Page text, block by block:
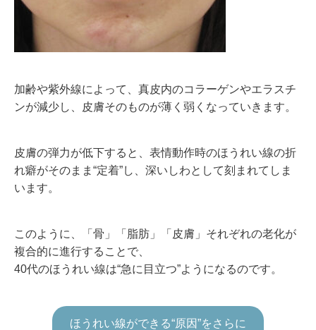
加齢や紫外線によって、真皮内のコラーゲンやエラスチ
ンが減少し、皮膚そのものが薄く弱くなっていきます。
皮膚の弾力が低下すると、表情動作時のほうれい線の折
れ癖がそのまま“定着”し、深いしわとして刻まれてしま
います。
このように、「骨」「脂肪」「皮膚」それぞれの老化が
複合的に進行することで、
40代のほうれい線は“急に目立つ”ようになるのです。
ほうれい線ができる“原因”をさらに